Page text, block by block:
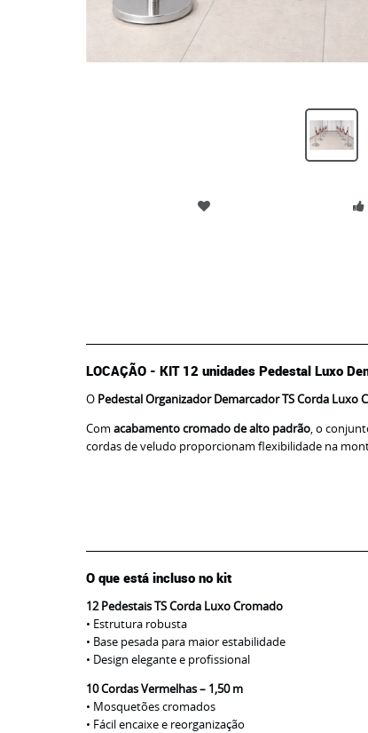
LOCAÇÃO - KIT 12 unidades Pedestal Luxo
O Pedestal Organizador Demarcador TS Corda Luxo
Com acabamento cromado de alto padrão, o
cordas de veludo proporcionam flexibilidade na
O que está incluso no kit
12 Pedestais TS Corda Luxo Cromado
• Estrutura robusta
• Base pesada para maior estabilidade
• Design elegante e profissional
10 Cordas Vermelhas – 1,50 m
• Mosquetões cromados
• Fácil encaixe e reorganização